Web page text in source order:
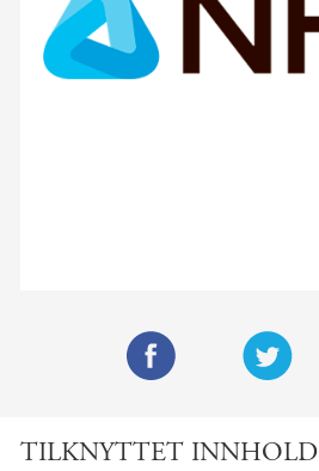
i
TILKNYTTET INNHOLD